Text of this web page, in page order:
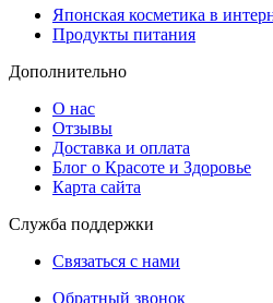
Японская косметика в
Продукты питания
Дополнительно
О нас
Отзывы
Доставка и оплата
Блог о Красоте и Здоровье
Карта сайта
Служба поддержки
Связаться с нами
Обратный звонок